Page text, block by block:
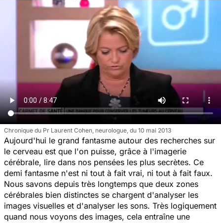
Chronique du Pr Laurent Cohen, neurologue, du 10 mai 2013
Aujourd'hui le grand fantasme autour des recherches sur
le cerveau est que l'on puisse, grâce à l'imagerie
cérébrale, lire dans nos pensées les plus secrètes. Ce
demi fantasme n'est ni tout à fait vrai, ni tout à fait faux.
Nous savons depuis très longtemps que deux zones
cérébrales bien distinctes se chargent d'analyser les
images visuelles et d'analyser les sons. Très logiquement
quand nous voyons des images, cela entraîne une